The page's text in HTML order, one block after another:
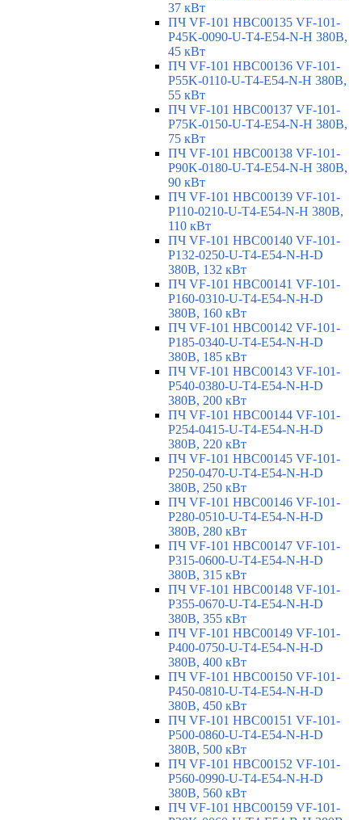
37 кВт
ПЧ VF-101 HBC00135 VF-101-
P45K-0090-U-T4-E54-N-H 380В,
45 кВт
ПЧ VF-101 HBC00136 VF-101-
P55K-0110-U-T4-E54-N-H 380В,
55 кВт
ПЧ VF-101 HBC00137 VF-101-
P75K-0150-U-T4-E54-N-H 380В,
75 кВт
ПЧ VF-101 HBC00138 VF-101-
P90K-0180-U-T4-E54-N-H 380В,
90 кВт
ПЧ VF-101 HBC00139 VF-101-
P110-0210-U-T4-E54-N-H 380В,
110 кВт
ПЧ VF-101 HBC00140 VF-101-
P132-0250-U-T4-E54-N-H-D
380В, 132 кВт
ПЧ VF-101 HBC00141 VF-101-
P160-0310-U-T4-E54-N-H-D
380В, 160 кВт
ПЧ VF-101 HBC00142 VF-101-
P185-0340-U-T4-E54-N-H-D
380В, 185 кВт
ПЧ VF-101 HBC00143 VF-101-
P540-0380-U-T4-E54-N-H-D
380В, 200 кВт
ПЧ VF-101 HBC00144 VF-101-
P254-0415-U-T4-E54-N-H-D
380В, 220 кВт
ПЧ VF-101 HBC00145 VF-101-
P250-0470-U-T4-E54-N-H-D
380В, 250 кВт
ПЧ VF-101 HBC00146 VF-101-
P280-0510-U-T4-E54-N-H-D
380В, 280 кВт
ПЧ VF-101 HBC00147 VF-101-
P315-0600-U-T4-E54-N-H-D
380В, 315 кВт
ПЧ VF-101 HBC00148 VF-101-
P355-0670-U-T4-E54-N-H-D
380В, 355 кВт
ПЧ VF-101 HBC00149 VF-101-
P400-0750-U-T4-E54-N-H-D
380В, 400 кВт
ПЧ VF-101 HBC00150 VF-101-
P450-0810-U-T4-E54-N-H-D
380В, 450 кВт
ПЧ VF-101 HBC00151 VF-101-
P500-0860-U-T4-E54-N-H-D
380В, 500 кВт
ПЧ VF-101 HBC00152 VF-101-
P560-0990-U-T4-E54-N-H-D
380В, 560 кВт
ПЧ VF-101 HBC00159 VF-101-